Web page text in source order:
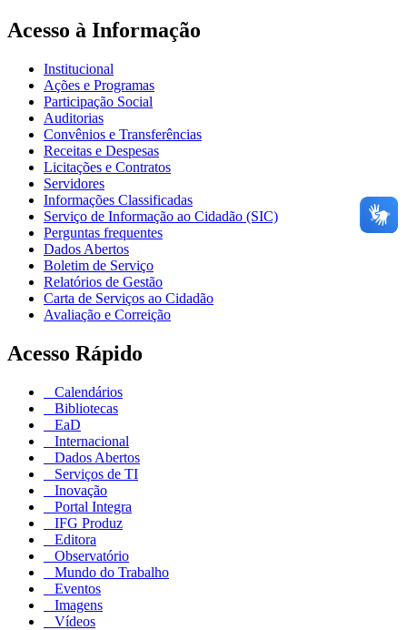
Acesso à Informação
Institucional
Ações e Programas
Participação Social
Auditorias
Convênios e Transferências
Receitas e Despesas
Licitações e Contratos
Servidores
Informações Classificadas
Serviço de Informação ao Cidadão (SIC)
Perguntas frequentes
Dados Abertos
Boletim de Serviço
Relatórios de Gestão
Carta de Serviços ao Cidadão
Avaliação e Correição
Acesso Rápido
Calendários
Bibliotecas
EaD
Internacional
Dados Abertos
Serviços de TI
Inovação
Portal Integra
IFG Produz
Editora
Observatório
Mundo do Trabalho
Eventos
Imagens
Vídeos